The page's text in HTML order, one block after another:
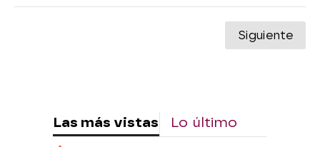
Siguiente
Las más vistas Lo último